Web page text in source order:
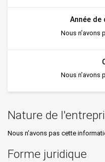
Année
Nous n’avons
Nous n’avons
Nature de
Nous n’avons pas cette
Forme juridique